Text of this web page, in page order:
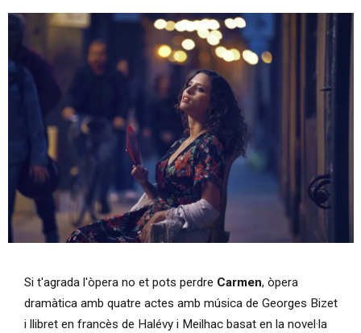
Si t'agrada l'òpera no et pots perdre Carmen, òpera
dramàtica amb quatre actes amb música de Georges Bizet
i llibret en francès de Halévy i Meilhac basat en la novel·la